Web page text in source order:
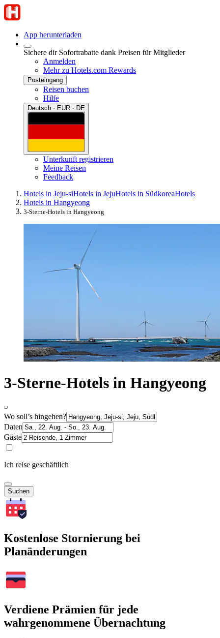
App herunterladen
Sichere dir Sofortrabatte dank Preisen für Mitglieder
Anmelden
Mehr zu Hotels.com Rewards
Posteingang
Reisen buchen
Hilfe
Deutsch · EUR · DE
Unterkunft registrieren
Meine Reisen
Feedback
Hotels in Jeju-siHotels in JejuHotels in SüdkoreaHotels
Hotels in Hangyeong
3-Sterne-Hotels in Hangyeong
3-Sterne-Hotels in Hangyeong
Wo soll’s hingehen?
Daten
Gäste
Ich reise geschäftlich
Suchen
Kostenlose Stornierung bei
Planänderungen
Verdiene Prämien für jede
wahrgenommene Übernachtung